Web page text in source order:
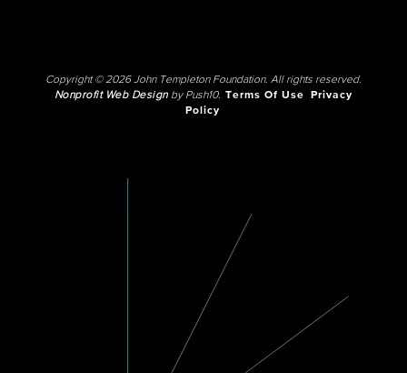
Copyright © 2026 John Templeton Foundation. All rights reserved.
Nonprofit Web Designby Push10. Terms Of Use
Privacy
Policy